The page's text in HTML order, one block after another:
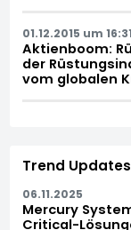
01.12.2015 um
Aktienboom:
der
vom globalen
Trend Updates
06.11.2025
Mercury
Critical-